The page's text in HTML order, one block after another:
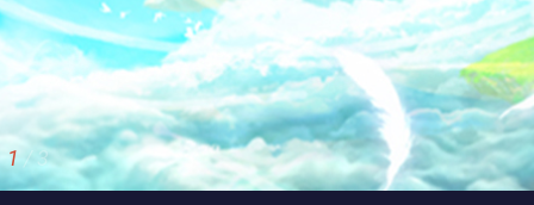
2 / 3